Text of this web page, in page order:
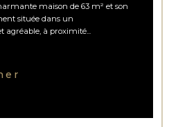
maison de 63 m² et son
située dans un
à proximité...